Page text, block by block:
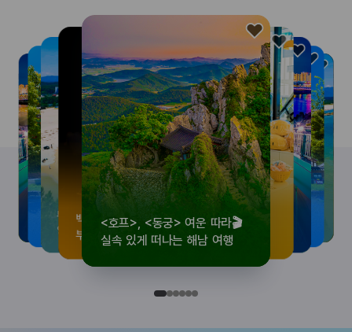
<호프>, <동궁> 여운 따라🎬
실속 있게 떠나는 해남 여행
로컬 감성 수집!
전국 로컬 기념품숍 3곳⭐
우리말이 더 재미있어지는
세종 한글 여행
숲길부터 천년 고찰까지!
마음에 쉼을 더하는 부안
뚜벅이 여행자 주목🚶
양양 1박 2일 코스
백제의 숨결을 따라,
부여에서 만나는 여름
<호프>, <동궁> 여운 따라🎬
실속 있게 떠나는 해남 여행
로컬 감성 수집!
전국 로컬 기념품숍 3곳⭐
우리말이 더 재미있어지는
세종 한글 여행
숲길부터 천년 고찰까지!
마음에 쉼을 더하는 부안
뚜벅이 여행자 주목🚶
양양 1박 2일 코스
백제의 숨결을 따라,
부여에서 만나는 여름
<호프>, <동궁> 여운 따라🎬
실속 있게 떠나는 해남 여행
로컬 감성 수집!
전국 로컬 기념품숍 3곳⭐
우리말이 더 재미있어지는
세종 한글 여행
숲길부터 천년 고찰까지!
마음에 쉼을 더하는 부안
뚜벅이 여행자 주목🚶
양양 1박 2일 코스
백제의 숨결을 따라,
부여에서 만나는 여름